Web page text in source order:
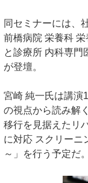
同セミナーには、
前橋病院 栄養科
と診療所 内科専門
が登壇。
宮崎 純一氏は講演
の視点から読み解
移行を見据えたリ
に対応 スクリーニ
～」を行う予定だ。